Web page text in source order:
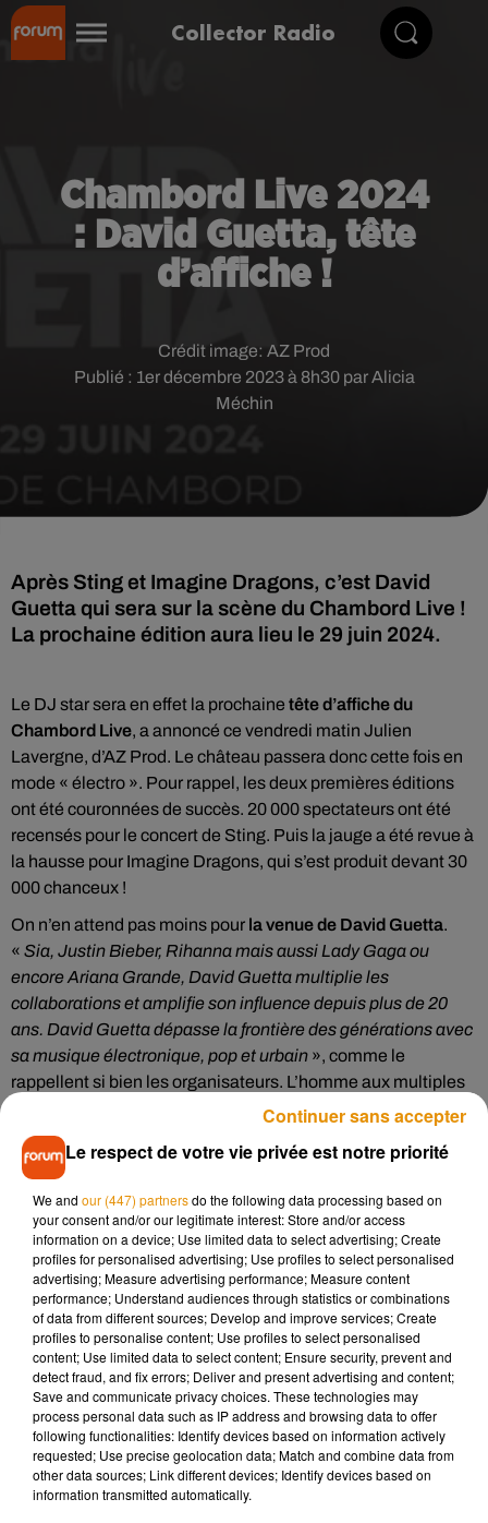
Collector Radio
Chambord Live 2024
: David Guetta, tête
d’affiche !
Publié : 1er décembre 2023 à 8h30 par Alicia
Méchin
Crédit image: AZ Prod
Après Sting et Imagine Dragons, c’est David
Guetta qui sera sur la scène du Chambord Live !
La prochaine édition aura lieu le 29 juin 2024.
Le DJ star sera en effet la prochaine tête d’affiche du
Chambord Live, a annoncé ce vendredi matin Julien
Lavergne, d’AZ Prod. Le château passera donc cette fois en
mode « électro ». Pour rappel, les deux premières éditions
ont été couronnées de succès. 20 000 spectateurs ont été
recensés pour le concert de Sting. Puis la jauge a été revue à
la hausse pour Imagine Dragons, qui s’est produit devant 30
000 chanceux !
On n’en attend pas moins pour la venue de David Guetta.
« Sia, Justin Bieber, Rihanna mais aussi Lady Gaga ou
encore Ariana Grande, David Guetta multiplie les
collaborations et amplifie son influence depuis plus de 20
ans. David Guetta dépasse la frontière des générations avec
sa musique électronique, pop et urbain », comme le
rappellent si bien les organisateurs. L’homme aux multiples
hits devrait attirer lui aussi les foules, qui auront la possibilité
de découvrir l’artiste dans un décor spectaculaire, devant le
château de Chambord.
Rendez-vousle 5 décembre, 10h, pour les préventes
Ticketmaster, puisle 6 décembre à 10h pour l’ouverture de
la billetterie au grand public.Attention, ne trainez pas ! L’an
dernier, les places pour Imagine Dragons ont toutes été
vendues en quelques minutes seulement ! Côté tarifs,
comptez entre 78,50 euros et 133,50 euros.
Réservations : chambordlive.com, az-prod.com, livenation.fr
& ticketmaster.fr / 02.47.31.15.33 & points de vente habituels
Le respect de votre vie privée est notre priorité
We and our (447) partnersdo the following data processing based on
your consent and/or our legitimate interest: Store and/or access
information on a device; Use limited data to select advertising; Create
profiles for personalised advertising; Use profiles to select personalised
advertising; Measure advertising performance; Measure content
performance; Understand audiences through statistics or combinations
of data from different sources; Develop and improve services; Create
profiles to personalise content; Use profiles to select personalised
content; Use limited data to select content; Ensure security, prevent and
detect fraud, and fix errors; Deliver and present advertising and content;
Save and communicate privacy choices. These technologies may
process personal data such as IP address and browsing data to offer
following functionalities: Identify devices based on information actively
requested; Use precise geolocation data; Match and combine data from
other data sources; Link different devices; Identify devices based on
information transmitted automatically.
Continuer sans accepter